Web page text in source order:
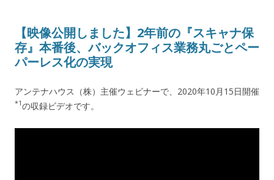
【映像公開しました】2年前の『スキャナ保
存』本番後、バックオフィス業務丸ごとペー
パーレス化の実現
アンテナハウス（株）主催ウェビナーで、 2020年10月15日開催
*1の収録ビデオです。